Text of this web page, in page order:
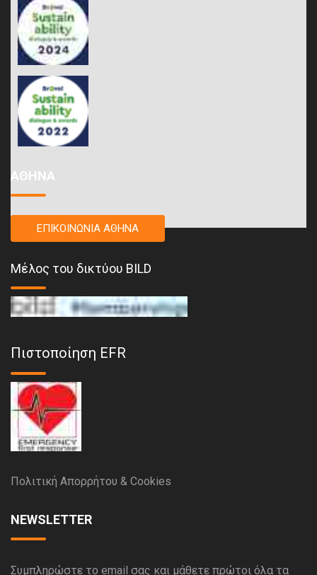
ΑΘΗΝΑ
ΕΠΙΚΟΙΝΩΝΙΑ ΑΘΗΝΑ
Μέλος του δικτύου BILD
Πιστοποίηση EFR
Πολιτική Απορρήτου & Cookies
NEWSLETTER
Συμπληρώστε το email σας και μάθετε πρώτοι όλα τα